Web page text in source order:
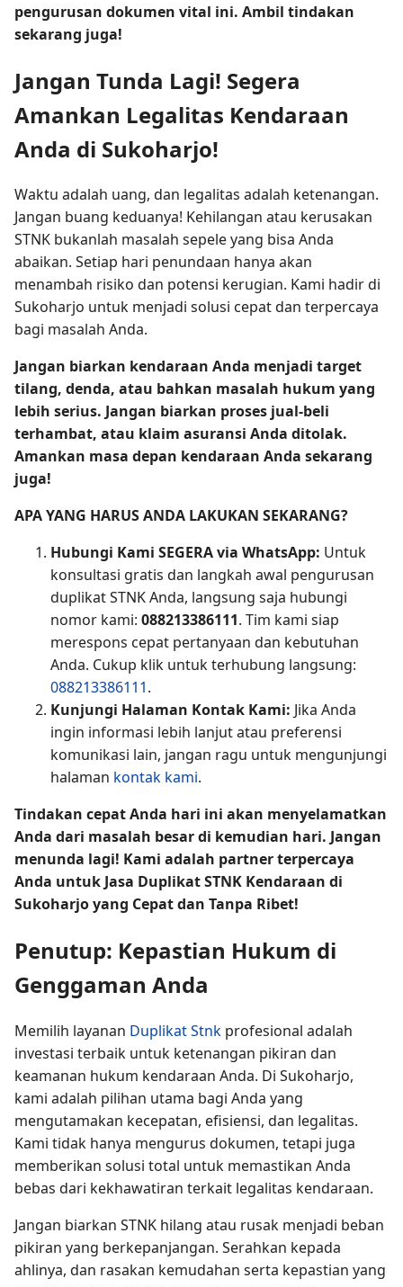
pengurusan dokumen vital ini. Ambil tindakan
sekarang juga!
Jangan Tunda Lagi! Segera
Amankan Legalitas Kendaraan
Anda di Sukoharjo!
Waktu adalah uang, dan legalitas adalah ketenangan.
Jangan buang keduanya! Kehilangan atau kerusakan
STNK bukanlah masalah sepele yang bisa Anda
abaikan. Setiap hari penundaan hanya akan
menambah risiko dan potensi kerugian. Kami hadir di
Sukoharjo untuk menjadi solusi cepat dan terpercaya
bagi masalah Anda.
Jangan biarkan kendaraan Anda menjadi target
tilang, denda, atau bahkan masalah hukum yang
lebih serius. Jangan biarkan proses jual-beli
terhambat, atau klaim asuransi Anda ditolak.
Amankan masa depan kendaraan Anda sekarang
juga!
APA YANG HARUS ANDA LAKUKAN SEKARANG?
Hubungi Kami SEGERA via WhatsApp: Untuk
konsultasi gratis dan langkah awal pengurusan
duplikat STNK Anda, langsung saja hubungi
nomor kami: 088213386111. Tim kami siap
merespons cepat pertanyaan dan kebutuhan
Anda. Cukup klik untuk terhubung langsung:
088213386111.
Kunjungi Halaman Kontak Kami: Jika Anda
ingin informasi lebih lanjut atau preferensi
komunikasi lain, jangan ragu untuk mengunjungi
halaman kontak kami.
Tindakan cepat Anda hari ini akan menyelamatkan
Anda dari masalah besar di kemudian hari. Jangan
menunda lagi! Kami adalah partner terpercaya
Anda untuk Jasa Duplikat STNK Kendaraan di
Sukoharjo yang Cepat dan Tanpa Ribet!
Penutup: Kepastian Hukum di
Genggaman Anda
Memilih layanan Duplikat Stnk profesional adalah
investasi terbaik untuk ketenangan pikiran dan
keamanan hukum kendaraan Anda. Di Sukoharjo,
kami adalah pilihan utama bagi Anda yang
mengutamakan kecepatan, efisiensi, dan legalitas.
Kami tidak hanya mengurus dokumen, tetapi juga
memberikan solusi total untuk memastikan Anda
bebas dari kekhawatiran terkait legalitas kendaraan.
Jangan biarkan STNK hilang atau rusak menjadi beban
pikiran yang berkepanjangan. Serahkan kepada
ahlinya, dan rasakan kemudahan serta kepastian yang